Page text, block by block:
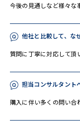
今後の見通しなど様々な
他社と比較して、な
質問に丁寧に対応して頂
担当コンサルタント
購入に伴い多くの問い合